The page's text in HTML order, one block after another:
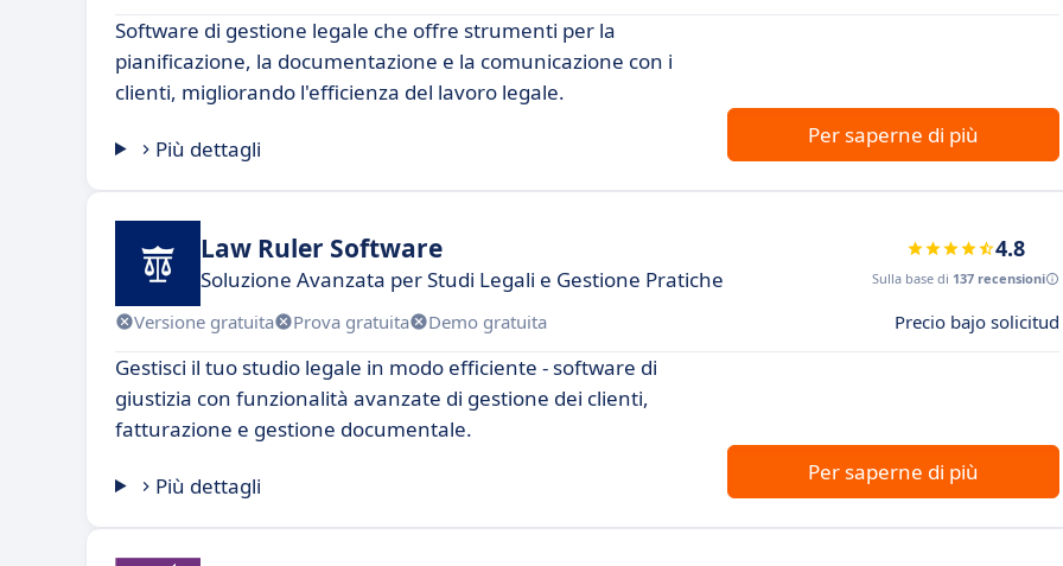
Software di gestione legale che offre strumenti per la
pianificazione, la documentazione e la comunicazione con i
clienti, migliorando l'efficienza del lavoro legale.
Più dettagli
Per saperne di più
Law Ruler Software
Soluzione Avanzata per Studi Legali e Gestione Pratiche
4.8
Sulla base di 137 recensioni
Versione gratuita Prova gratuita Demo gratuita Precio bajo solicitud
Gestisci il tuo studio legale in modo efficiente - software di
giustizia con funzionalità avanzate di gestione dei clienti,
fatturazione e gestione documentale.
Più dettagli
Per saperne di più